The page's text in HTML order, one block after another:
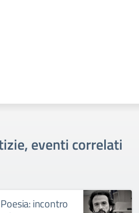
eventi correlati
incontro